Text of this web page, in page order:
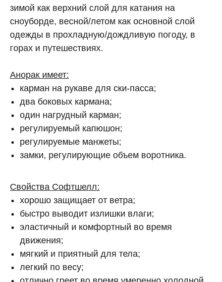
зимой как верхний слой для катания на
сноуборде, весной/летом как основной слой
одежды в прохладную/дождливую погоду, в
горах и путешествиях.
Анорак имеет:
карман на рукаве для ски-пасса;
два боковых кармана;
один нагрудный карман;
регулируемый капюшон;
регулируемые манжеты;
замки, регулирующие объем воротника.
Свойства Софтшелл:
хорошо защищает от ветра;
быстро выводит излишки влаги;
эластичный и комфортный во время
движения;
мягкий и приятный для тела;
легкий по весу;